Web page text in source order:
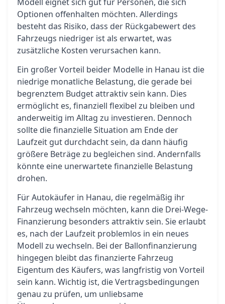
Optionen offenhalten möchten. Allerdings
besteht das Risiko, dass der Rückgabewert des
Fahrzeugs niedriger ist als erwartet, was
zusätzliche Kosten verursachen kann.
Ein großer Vorteil beider Modelle in Hanau ist die
niedrige monatliche Belastung, die gerade bei
begrenztem Budget attraktiv sein kann. Dies
ermöglicht es, finanziell flexibel zu bleiben und
anderweitig im Alltag zu investieren. Dennoch
sollte die finanzielle Situation am Ende der
Laufzeit gut durchdacht sein, da dann häufig
größere Beträge zu begleichen sind. Andernfalls
könnte eine unerwartete finanzielle Belastung
drohen.
Für Autokäufer in Hanau, die regelmäßig ihr
Fahrzeug wechseln möchten, kann die Drei-Wege-
Finanzierung besonders attraktiv sein. Sie erlaubt
es, nach der Laufzeit problemlos in ein neues
Modell zu wechseln. Bei der Ballonfinanzierung
hingegen bleibt das finanzierte Fahrzeug
Eigentum des Käufers, was langfristig von Vorteil
sein kann. Wichtig ist, die Vertragsbedingungen
genau zu prüfen, um unliebsame